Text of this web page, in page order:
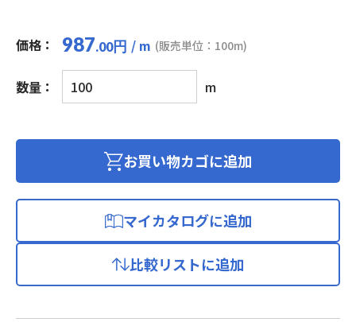
価格： 987.00円 / m (販売単位：100m)
数量：
ビ
ニ
キ
ケ
ブ
m
お買い物カゴに追加
マイカタログに追加
比較リストに追加